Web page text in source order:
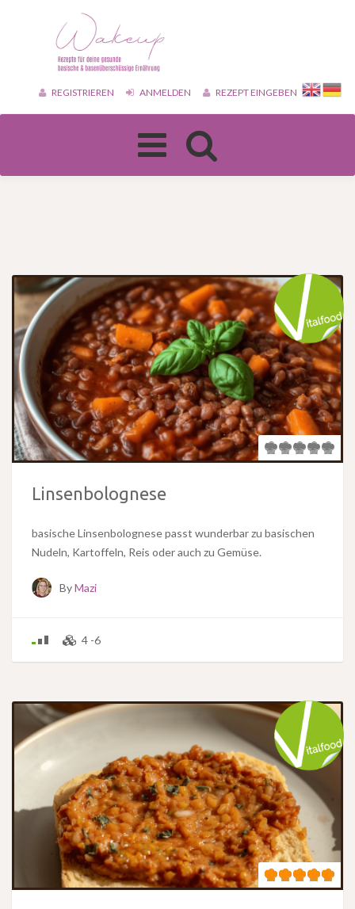
REGISTRIEREN ANMELDEN REZEPT EINGEBEN
Toggle
navigation
Linsenbolognese
basische Linsenbolognese passt wunderbar zu basischen
Nudeln, Kartoffeln, Reis oder auch zu Gemüse.
ByMazi
4 -6